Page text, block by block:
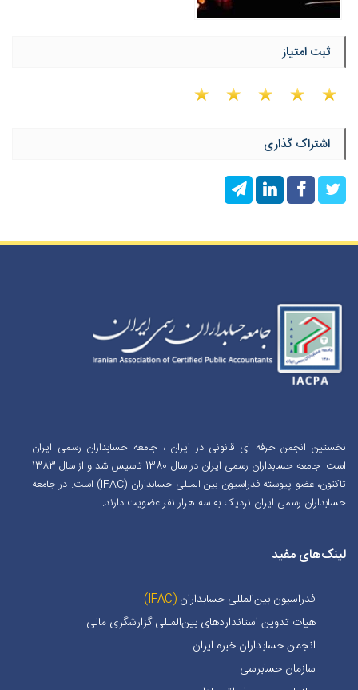
ثبت امتیاز
اشتراک گذاری
نخستین انجمن حرفه ای قانونی در ایران ، جامعه حسابداران رسمی ایران
است. جامعه حسابداران رسمی ایران در سال 1380 تاسیس شد و از سال 1383
تاکنون، عضو پیوسته فدراسیون بین المللی حسابداران (IFAC) است. در جامعه
حسابداران رسمی ایران نزدیک به سه هزار نفر عضویت دارند.
لینک‌های مفید
فدراسیون بین‌المللی حسابداران (IFAC)
هیات تدوین استانداردهای بین‌المللی گزارشگری مالی
انجمن حسابداران خبره ايران
سازمان حسابرسی